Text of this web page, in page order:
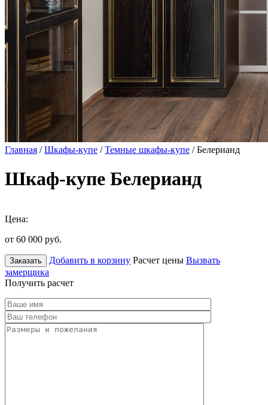
Главная /Шкафы-купе /Темные шкафы-купе / Белерианд
Шкаф-купе Белерианд
Цена:
от 60 000 руб.
Заказать Добавить в корзину Расчет цены Вызвать
замерщика
Получить расчет